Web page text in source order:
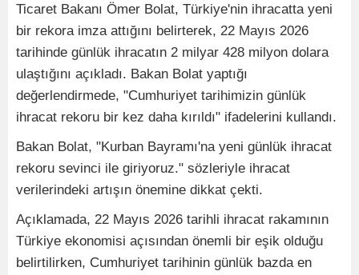
Ticaret Bakanı Ömer Bolat, Türkiye'nin ihracatta yeni
bir rekora imza attığını belirterek, 22 Mayıs 2026
tarihinde günlük ihracatın 2 milyar 428 milyon dolara
ulaştığını açıkladı. Bakan Bolat yaptığı
değerlendirmede, "Cumhuriyet tarihimizin günlük
ihracat rekoru bir kez daha kırıldı" ifadelerini kullandı.
Bakan Bolat, "Kurban Bayramı'na yeni günlük ihracat
rekoru sevinci ile giriyoruz." sözleriyle ihracat
verilerindeki artışın önemine dikkat çekti.
Açıklamada, 22 Mayıs 2026 tarihli ihracat rakamının
Türkiye ekonomisi açısından önemli bir eşik olduğu
belirtilirken, Cumhuriyet tarihinin günlük bazda en